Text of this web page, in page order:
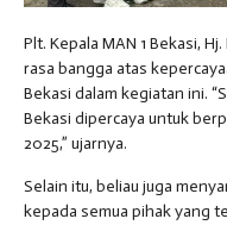
Plt. Kepala MAN 1 Bekasi,
rasa bangga atas
Bekasi dalam kegiatan ini.
Bekasi dipercaya untuk
2025,” ujarnya.
Selain itu, beliau juga
kepada semua pihak yang